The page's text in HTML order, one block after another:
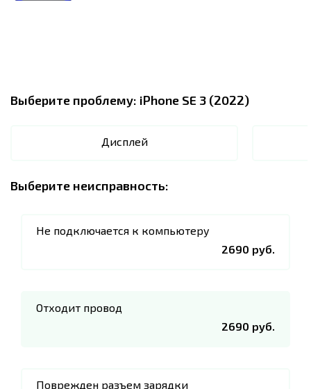
Выберите проблему: iPhone SE 3 (2022)
Дисплей
Выберите неисправность:
Не подключается к компьютеру
2690 руб.
Отходит провод
2690 руб.
Поврежден разъем зарядки